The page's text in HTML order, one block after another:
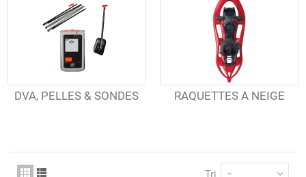
DVA, PELLES & SONDES RAQUETTES A NEIGE
Tri --